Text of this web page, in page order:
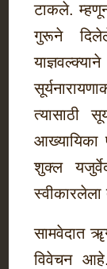
टाकले.
गुरूने
त्यासाठी
शुक्ल
सामवेदात
विवेचन आहे.